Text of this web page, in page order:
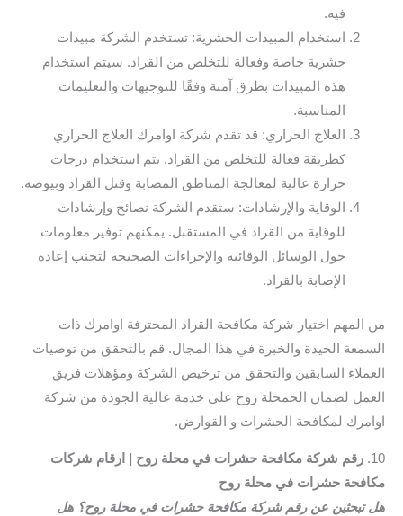
فيه.
استخدام المبيدات الحشرية: تستخدم الشركة مبيدات
حشرية خاصة وفعالة للتخلص من القراد. سيتم استخدام
هذه المبيدات بطرق آمنة وفقًا للتوجيهات والتعليمات
المناسبة.
العلاج الحراري: قد تقدم شركة اوامرك العلاج الحراري
كطريقة فعالة للتخلص من القراد. يتم استخدام درجات
حرارة عالية لمعالجة المناطق المصابة وقتل القراد وبيوضه.
الوقاية والإرشادات: ستقدم الشركة نصائح وإرشادات
للوقاية من القراد في المستقبل. يمكنهم توفير معلومات
حول الوسائل الوقائية والإجراءات الصحيحة لتجنب إعادة
الإصابة بالقراد.
من المهم اختيار شركة مكافحة القراد المحترفة اوامرك ذات
السمعة الجيدة والخبرة في هذا المجال. قم بالتحقق من توصيات
العملاء السابقين والتحقق من ترخيص الشركة ومؤهلات فريق
العمل لضمان الحمحلة روح على خدمة عالية الجودة من شركة
اوامرك لمكافحة الحشرات و القوارض.
10. رقم شركة مكافحة حشرات في محلة روح | ارقام شركات
مكافحة حشرات في محلة روح
هل تبحثين عن رقم شركة مكافحة حشرات في محلة روح؟ هل